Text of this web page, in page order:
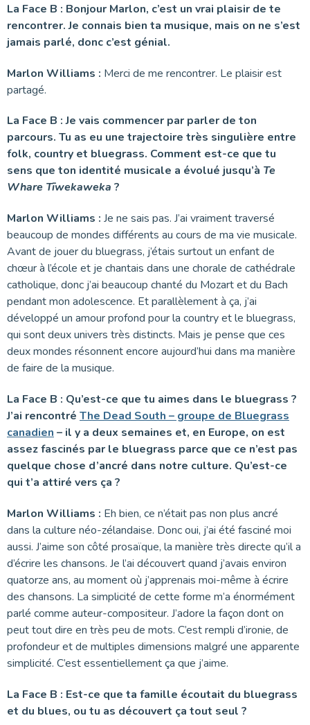
La Face B : Bonjour Marlon, c’est un vrai plaisir de te
rencontrer. Je connais bien ta musique, mais on ne s’est
jamais parlé, donc c’est génial.
Marlon Williams : Merci de me rencontrer. Le plaisir est
partagé.
La Face B : Je vais commencer par parler de ton
parcours. Tu as eu une trajectoire très singulière entre
folk, country et bluegrass. Comment est-ce que tu
sens que ton identité musicale a évolué jusqu’à Te
Whare Tīwekaweka ?
Marlon Williams : Je ne sais pas. J’ai vraiment traversé
beaucoup de mondes différents au cours de ma vie musicale.
Avant de jouer du bluegrass, j’étais surtout un enfant de
chœur à l’école et je chantais dans une chorale de cathédrale
catholique, donc j’ai beaucoup chanté du Mozart et du Bach
pendant mon adolescence. Et parallèlement à ça, j’ai
développé un amour profond pour la country et le bluegrass,
qui sont deux univers très distincts. Mais je pense que ces
deux mondes résonnent encore aujourd’hui dans ma manière
de faire de la musique.
La Face B : Qu’est-ce que tu aimes dans le bluegrass ?
J’ai rencontré The Dead South – groupe de Bluegrass
canadien – il y a deux semaines et, en Europe, on est
assez fascinés par le bluegrass parce que ce n’est pas
quelque chose d’ancré dans notre culture. Qu’est-ce
qui t’a attiré vers ça ?
Marlon Williams : Eh bien, ce n’était pas non plus ancré
dans la culture néo-zélandaise. Donc oui, j’ai été fasciné moi
aussi. J’aime son côté prosaïque, la manière très directe qu’il a
d’écrire les chansons. Je l’ai découvert quand j’avais environ
quatorze ans, au moment où j’apprenais moi-même à écrire
des chansons. La simplicité de cette forme m’a énormément
parlé comme auteur-compositeur. J’adore la façon dont on
peut tout dire en très peu de mots. C’est rempli d’ironie, de
profondeur et de multiples dimensions malgré une apparente
simplicité. C’est essentiellement ça que j’aime.
La Face B : Est-ce que ta famille écoutait du bluegrass
et du blues, ou tu as découvert ça tout seul ?